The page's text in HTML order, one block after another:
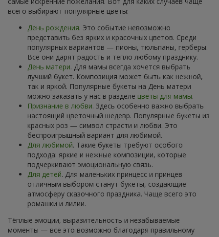
всего выбирают популярные цветы:
День рождения. Это событие невозможно
представить без ярких и красочных цветов. Среди
популярных вариантов — пионы, тюльпаны, герберы.
Все они дарят радость и тепло любому празднику.
День матери. Для мамы всегда хочется выбрать
лучший букет. Композиция может быть как нежной,
так и яркой. Популярные букеты на День матери
можно заказать у нас в разделе цветы для мамы.
Признание в любви. Здесь особенно важно выбрать
настоящий цветочный шедевр. Популярные букеты из
красных роз — символ страсти и любви. Это
беспроигрышный вариант для любимой.
Для любимой. Такие букеты требуют особого
подхода: яркие и нежные композиции, которые
подчеркивают эмоциональную связь.
Для детей. Для маленьких принцесс и принцев
отличным выбором станут букеты, создающие
атмосферу сказочного праздника. Чаще всего это
ромашки и лилии.
Тёплые эмоции, выразительность и незабываемые
моменты — всё это возможно благодаря правильному